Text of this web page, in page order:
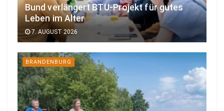
Bund verlängert BTU-Projekt für gutes
Leben im Alter
7. AUGUST 2026
BRANDENBURG